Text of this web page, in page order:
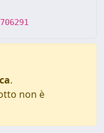
.
non è